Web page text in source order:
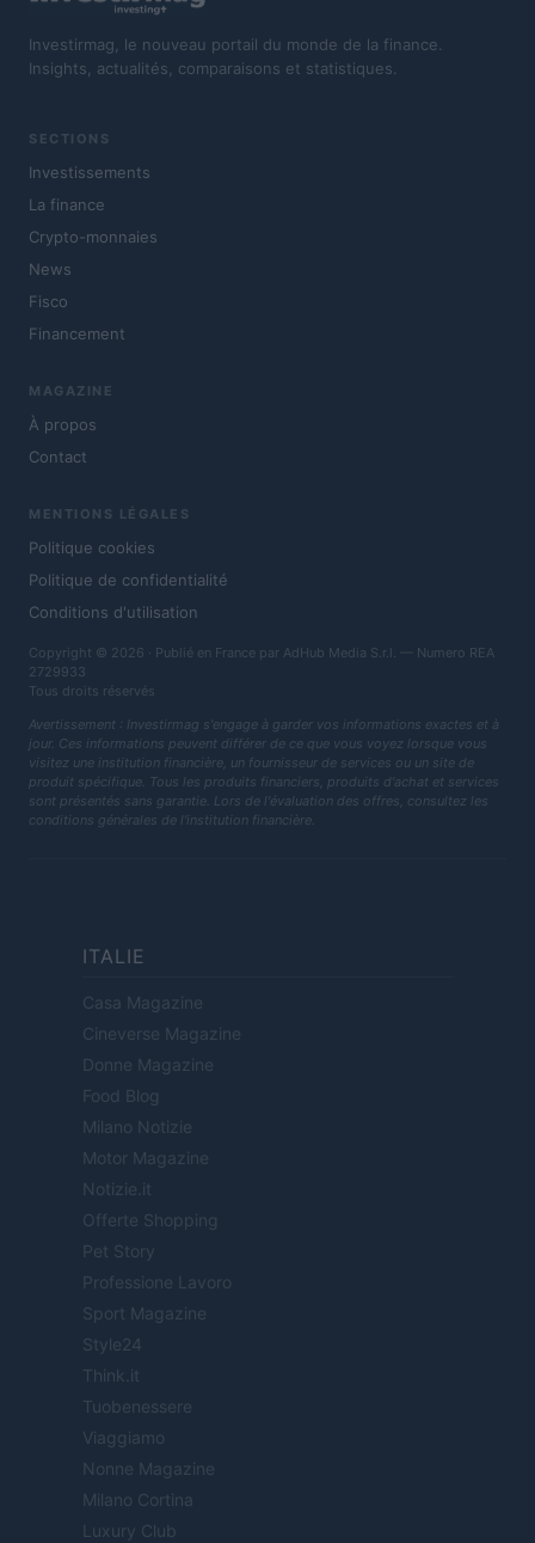
Investirmag, le nouveau portail du monde de la finance.
Insights, actualités, comparaisons et statistiques.
SECTIONS
Investissements
La finance
Crypto-monnaies
News
Fisco
Financement
MAGAZINE
À propos
Contact
MENTIONS LÉGALES
Politique cookies
Politique de confidentialité
Conditions d'utilisation
Copyright © 2026 · Publié en France par AdHub Media S.r.l. — Numero REA
2729933
Tous droits réservés
Avertissement : Investirmag s'engage à garder vos informations exactes et à
jour. Ces informations peuvent différer de ce que vous voyez lorsque vous
visitez une institution financière, un fournisseur de services ou un site de
produit spécifique. Tous les produits financiers, produits d'achat et services
sont présentés sans garantie. Lors de l'évaluation des offres, consultez les
conditions générales de l'institution financière.
ITALIE
Casa Magazine
Cineverse Magazine
Donne Magazine
Food Blog
Milano Notizie
Motor Magazine
Notizie.it
Offerte Shopping
Pet Story
Professione Lavoro
Sport Magazine
Style24
Think.it
Tuobenessere
Viaggiamo
Nonne Magazine
Milano Cortina
Luxury Club